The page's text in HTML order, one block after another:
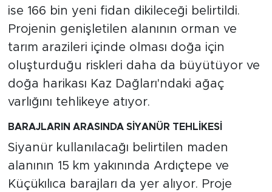
ise 166 bin yeni fidan dikileceği belirtildi.
Projenin genişletilen alanının orman ve
tarım arazileri içinde olması doğa için
oluşturduğu riskleri daha da büyütüyor ve
doğa harikası Kaz Dağları'ndaki ağaç
varlığını tehlikeye atıyor.
BARAJLARIN ARASINDA SİYANÜR TEHLİKESİ
Siyanür kullanılacağı belirtilen maden
alanının 15 km yakınında Ardıçtepe ve
Küçükılıca barajları da yer alıyor. Proje